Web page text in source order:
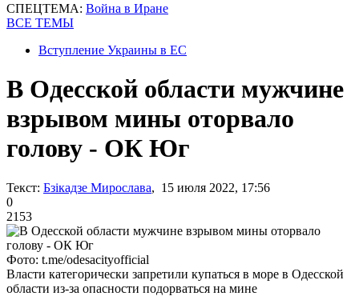
СПЕЦТЕМА: Война в Иране
ВСЕ ТЕМЫ
Вступление Украины в ЕС
В Одесской области мужчине
взрывом мины оторвало
голову - ОК Юг
Текст: Бзікадзе Мирослава, 15 июля 2022, 17:56
0
2153
Фото: t.me/odesacityofficial
Власти категорически запретили купаться в море в Одесской
области из-за опасности подорваться на мине